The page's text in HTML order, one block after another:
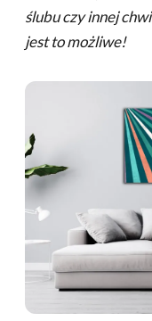
ślubu czy innej
jest to możliwe!